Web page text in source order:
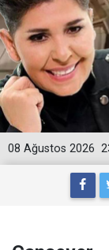
08 Ağustos 2026